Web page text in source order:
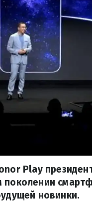
Play
новинки.